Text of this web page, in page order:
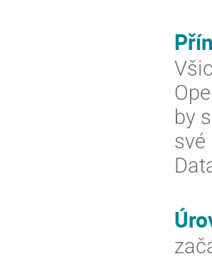
by
své